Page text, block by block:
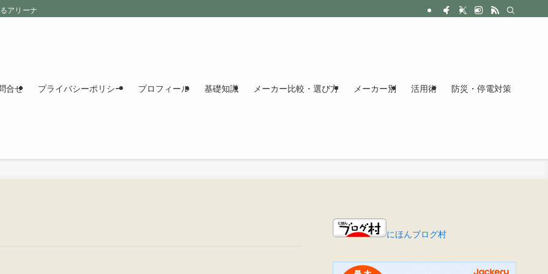
アリーナ
合せ プライバシーポリシー プロフィール 基礎知識 メーカー比較・選び方 メーカー別 活用術 防災・停電対策
にほんブログ村